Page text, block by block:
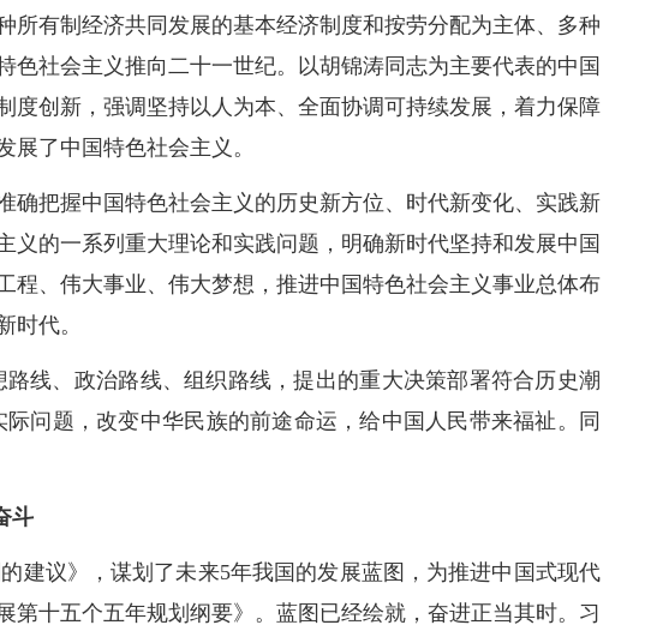
有制经济共同发展的基本经济制度和按劳分配为主体、多种
社会主义推向二十一世纪。以胡锦涛同志为主要代表的中国
创新，强调坚持以人为本、全面协调可持续发展，着力保障
了中国特色社会主义。
把握中国特色社会主义的历史新方位、时代新变化、实践新
的一系列重大理论和实践问题，明确新时代坚持和发展中国
、伟大事业、伟大梦想，推进中国特色社会主义事业总体布
时代。
线、政治路线、组织路线，提出的重大决策部署符合历史潮
问题，改变中华民族的前途命运，给中国人民带来福祉。同
斗
建议》，谋划了未来5年我国的发展蓝图，为推进中国式现代
十五个五年规划纲要》。蓝图已经绘就，奋进正当其时。习